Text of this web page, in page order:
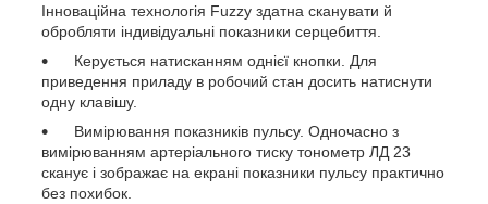
Інноваційна технологія Fuzzy здатна сканувати й
обробляти індивідуальні показники серцебиття.
Керується натисканням однієї кнопки. Для
приведення приладу в робочий стан досить натиснути
одну клавішу.
Вимірювання показників пульсу. Одночасно з
вимірюванням артеріального тиску тонометр ЛД 23
сканує і зображає на екрані показники пульсу практично
без похибок.